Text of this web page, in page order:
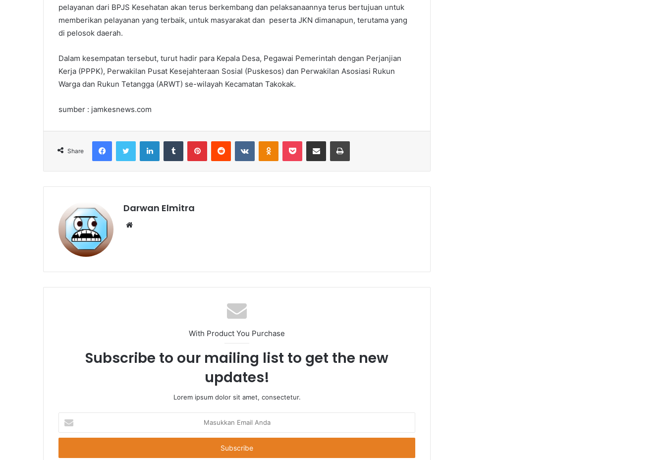
pelayanan dari BPJS Kesehatan akan terus berkembang dan pelaksanaannya terus bertujuan untuk
memberikan pelayanan yang terbaik, untuk masyarakat dan peserta JKN dimanapun, terutama yang
di pelosok daerah.
Dalam kesempatan tersebut, turut hadir para Kepala Desa, Pegawai Pemerintah dengan Perjanjian
Kerja (PPPK), Perwakilan Pusat Kesejahteraan Sosial (Puskesos) dan Perwakilan Asosiasi Rukun
Warga dan Rukun Tetangga (ARWT) se-wilayah Kecamatan Takokak.
sumber : jamkesnews.com
Share
FacebookTwitter LinkedInTumblr PinterestReddit VKontakteOdnoklassniki
Pocket Share via Email Print
Darwan Elmitra
Website
With Product You Purchase
Subscribe to our mailing list to get the new
updates!
Lorem ipsum dolor sit amet, consectetur.
Email
Anda